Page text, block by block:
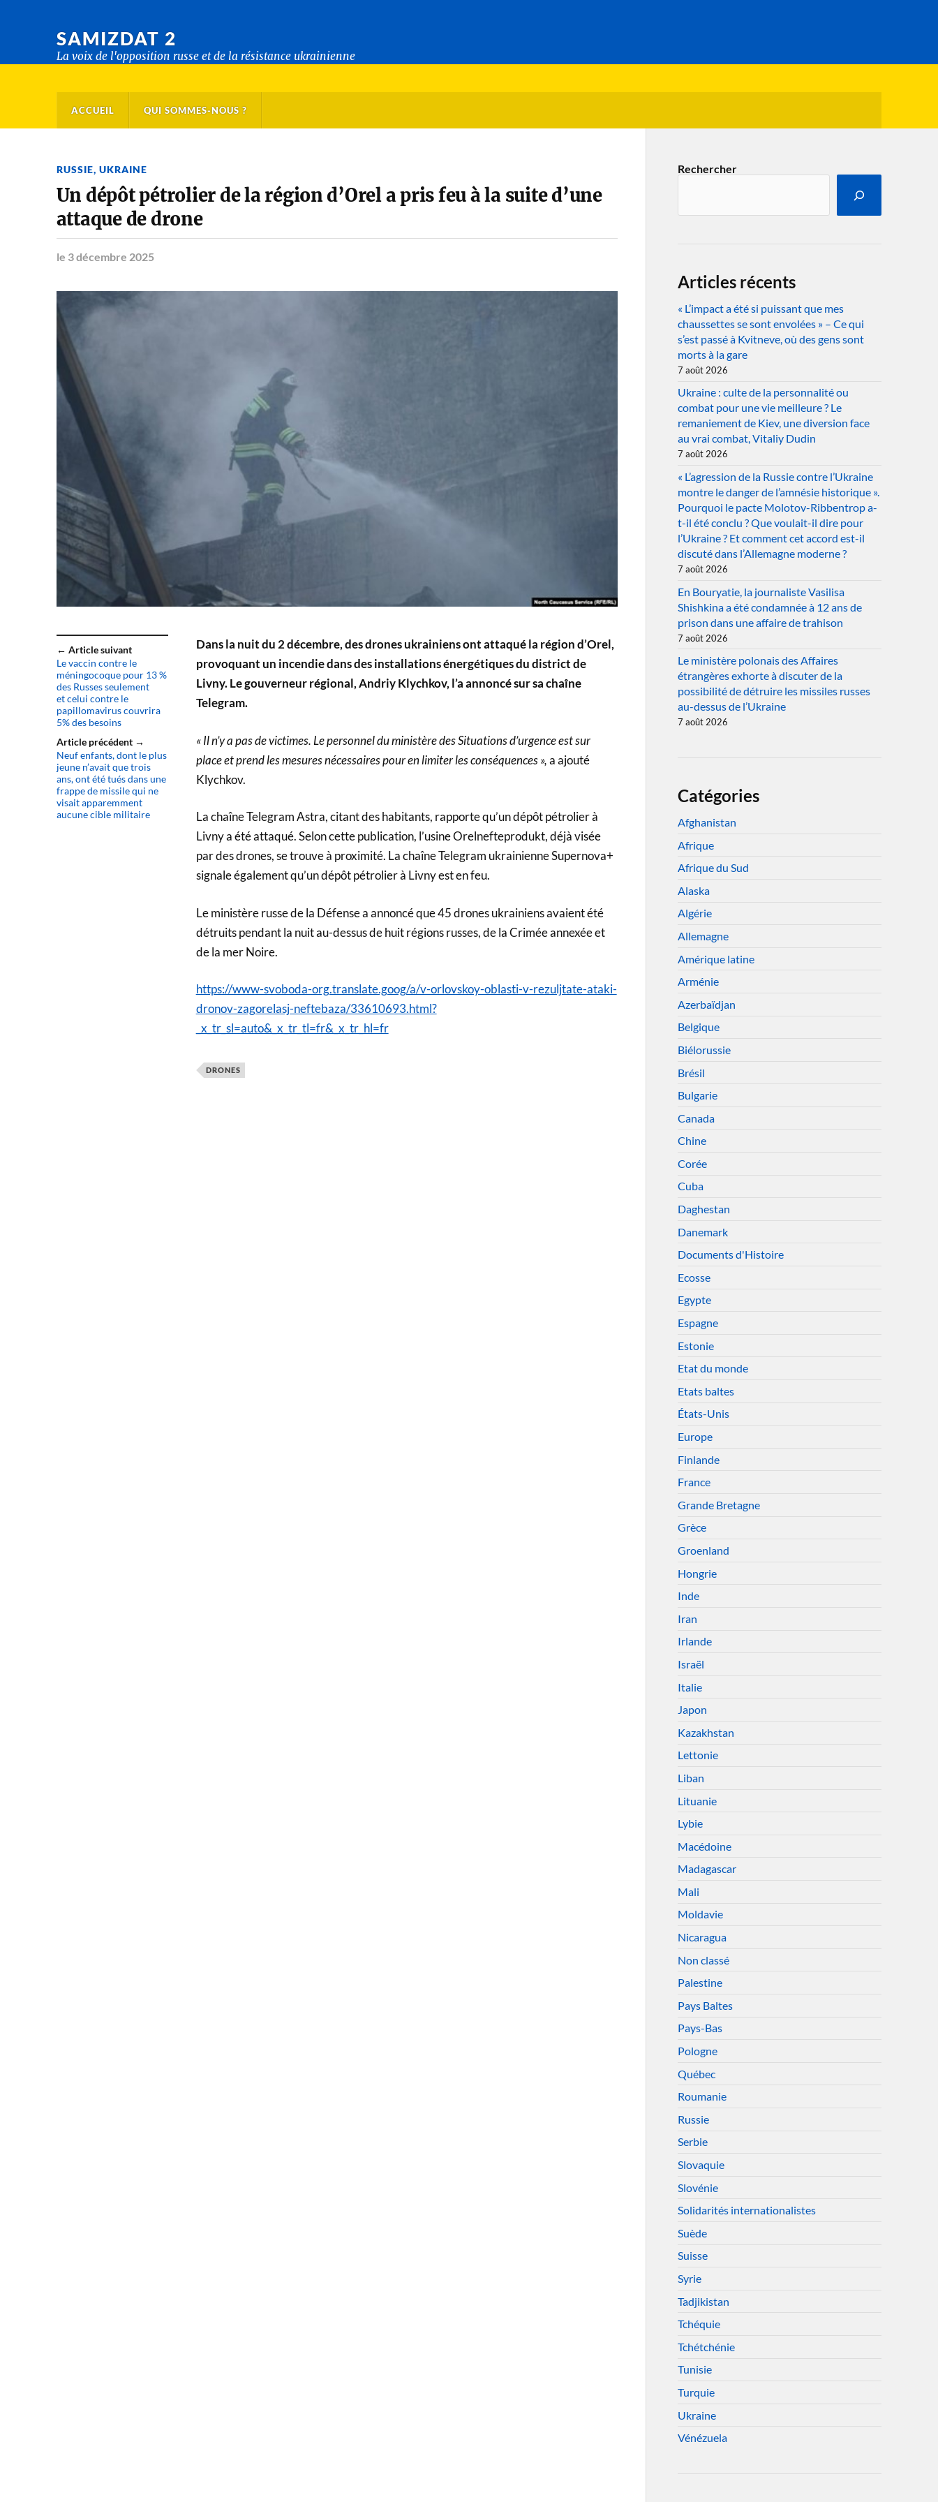
SAMIZDAT 2
La voix de l'opposition russe et de la résistance ukrainienne
ACCUEIL QUI SOMMES-NOUS ?
RUSSIE, UKRAINE
Un dépôt pétrolier de la région d’Orel a pris feu à la suite d’une
attaque de drone
le 3 décembre 2025
← Article suivant
Le vaccin contre le
méningocoque pour 13 %
des Russes seulement
et celui contre le
papillomavirus couvrira
5% des besoins
Article précédent →
Neuf enfants, dont le plus
jeune n’avait que trois
ans, ont été tués dans une
frappe de missile qui ne
visait apparemment
aucune cible militaire
Dans la nuit du 2 décembre, des drones ukrainiens ont attaqué la région d’Orel,
provoquant un incendie dans des installations énergétiques du district de
Livny. Le gouverneur régional, Andriy Klychkov, l’a annoncé sur sa chaîne
Telegram.
« Il n’y a pas de victimes. Le personnel du ministère des Situations d’urgence est sur
place et prend les mesures nécessaires pour en limiter les conséquences »,a ajouté
Klychkov.
La chaîne Telegram Astra, citant des habitants, rapporte qu’un dépôt pétrolier à
Livny a été attaqué. Selon cette publication, l’usine Orelnefteprodukt, déjà visée
par des drones, se trouve à proximité. La chaîne Telegram ukrainienne Supernova+
signale également qu’un dépôt pétrolier à Livny est en feu.
Le ministère russe de la Défense a annoncé que 45 drones ukrainiens avaient été
détruits pendant la nuit au-dessus de huit régions russes, de la Crimée annexée et
de la mer Noire.
https://www-svoboda-org.translate.goog/a/v-orlovskoy-oblasti-v-rezuljtate-ataki-
dronov-zagorelasj-neftebaza/33610693.html?
_x_tr_sl=auto&_x_tr_tl=fr&_x_tr_hl=fr
DRONES
Rechercher
Articles récents
« L’impact a été si puissant que mes
chaussettes se sont envolées » – Ce qui
s’est passé à Kvitneve, où des gens sont
morts à la gare
7 août 2026
Ukraine : culte de la personnalité ou
combat pour une vie meilleure ? Le
remaniement de Kiev, une diversion face
au vrai combat, Vitaliy Dudin
7 août 2026
« L’agression de la Russie contre l’Ukraine
montre le danger de l’amnésie historique ».
Pourquoi le pacte Molotov-Ribbentrop a-
t-il été conclu ? Que voulait-il dire pour
l’Ukraine ? Et comment cet accord est-il
discuté dans l’Allemagne moderne ?
7 août 2026
En Bouryatie, la journaliste Vasilisa
Shishkina a été condamnée à 12 ans de
prison dans une affaire de trahison
7 août 2026
Le ministère polonais des Affaires
étrangères exhorte à discuter de la
possibilité de détruire les missiles russes
au-dessus de l’Ukraine
7 août 2026
Catégories
Afghanistan
Afrique
Afrique du Sud
Alaska
Algérie
Allemagne
Amérique latine
Arménie
Azerbaïdjan
Belgique
Biélorussie
Brésil
Bulgarie
Canada
Chine
Corée
Cuba
Daghestan
Danemark
Documents d'Histoire
Ecosse
Egypte
Espagne
Estonie
Etat du monde
Etats baltes
États-Unis
Europe
Finlande
France
Grande Bretagne
Grèce
Groenland
Hongrie
Inde
Iran
Irlande
Israël
Italie
Japon
Kazakhstan
Lettonie
Liban
Lituanie
Lybie
Macédoine
Madagascar
Mali
Moldavie
Nicaragua
Non classé
Palestine
Pays Baltes
Pays-Bas
Pologne
Québec
Roumanie
Russie
Serbie
Slovaquie
Slovénie
Solidarités internationalistes
Suède
Suisse
Syrie
Tadjikistan
Tchéquie
Tchétchénie
Tunisie
Turquie
Ukraine
Vénézuela